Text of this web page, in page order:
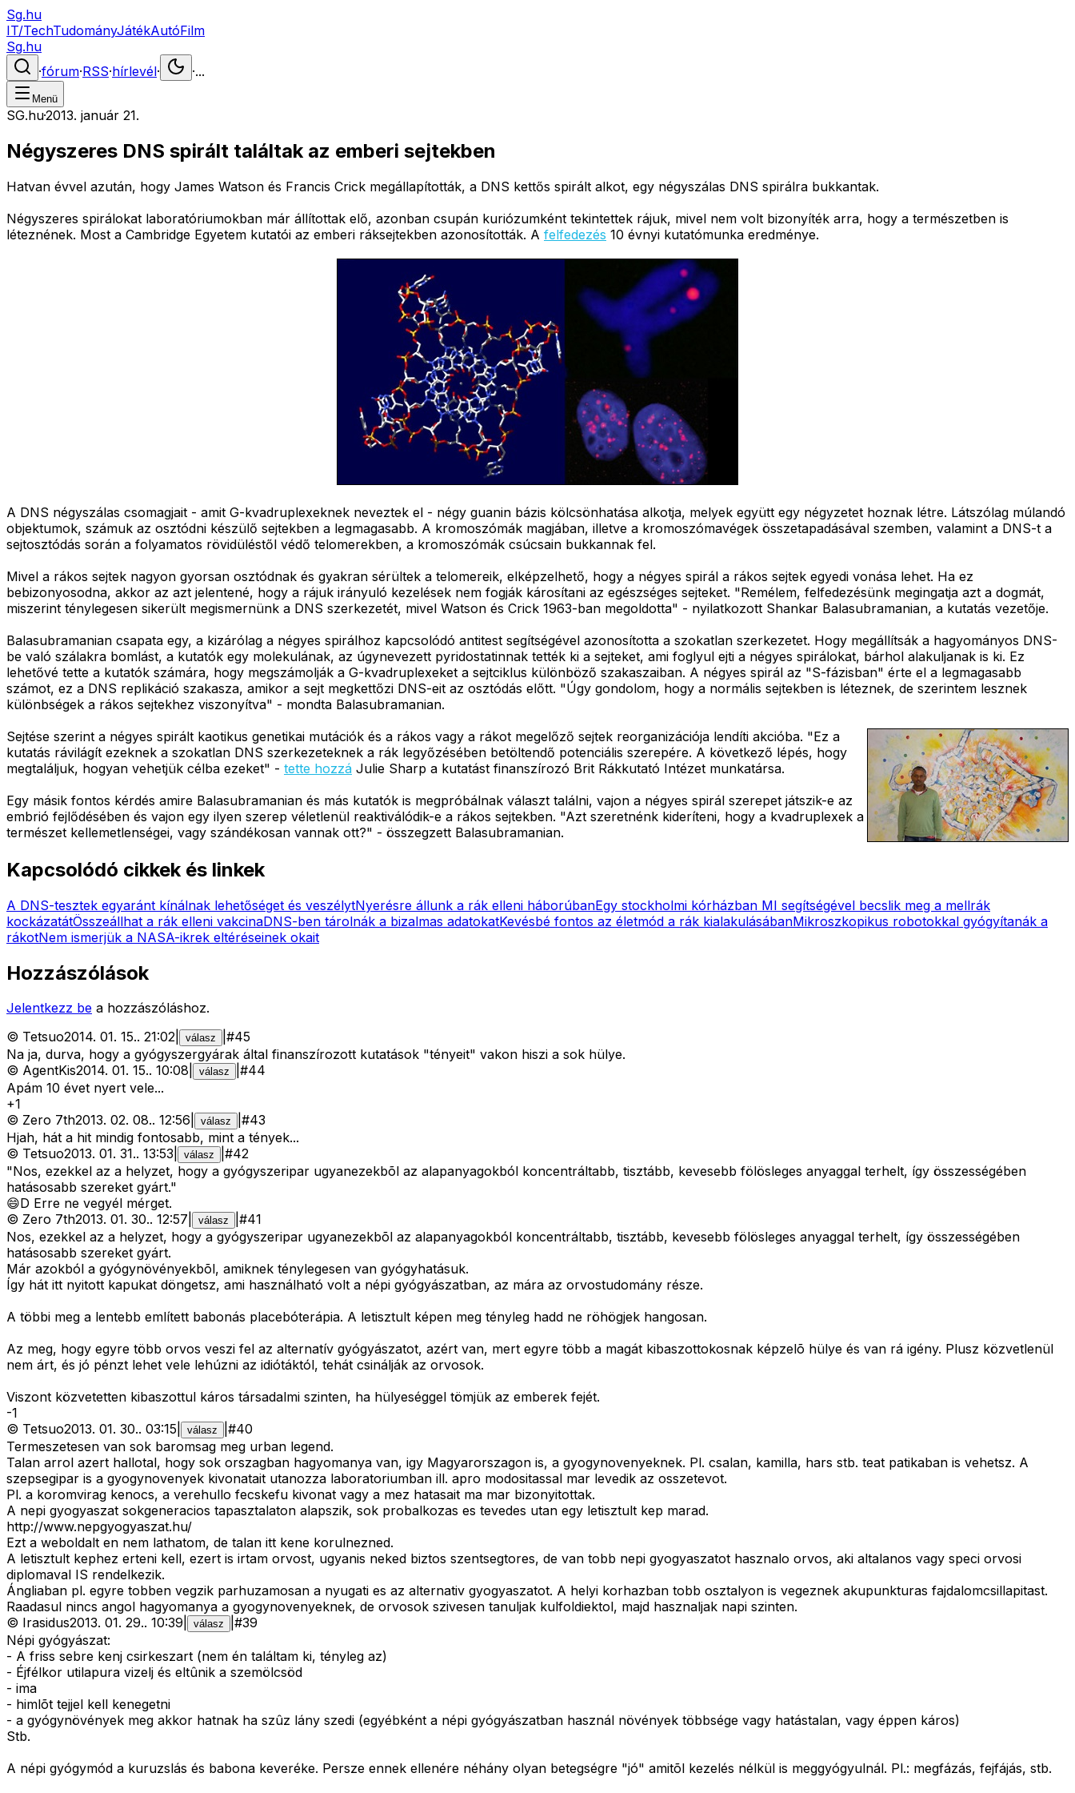
Sg.hu
IT/TechTudományJátékAutóFilm
Sg.hu
·fórum·RSS·hírlevél· ·...
Menü
SG.hu·2013. január 21.
Négyszeres DNS spirált találtak az emberi sejtekben
Hatvan évvel azután, hogy James Watson és Francis Crick megállapították, a DNS kettős spirált alkot, egy négyszálas DNS spirálra bukkantak.
Négyszeres spirálokat laboratóriumokban már állítottak elő, azonban csupán kuriózumként tekintettek rájuk, mivel nem volt bizonyíték arra, hogy a természetben is
léteznének. Most a Cambridge Egyetem kutatói az emberi ráksejtekben azonosították. A felfedezés 10 évnyi kutatómunka eredménye.
A DNS négyszálas csomagjait - amit G-kvadruplexeknek neveztek el - négy guanin bázis kölcsönhatása alkotja, melyek együtt egy négyzetet hoznak létre. Látszólag múlandó
objektumok, számuk az osztódni készülő sejtekben a legmagasabb. A kromoszómák magjában, illetve a kromoszómavégek összetapadásával szemben, valamint a DNS-t a
sejtosztódás során a folyamatos rövidüléstől védő telomerekben, a kromoszómák csúcsain bukkannak fel.
Mivel a rákos sejtek nagyon gyorsan osztódnak és gyakran sérültek a telomereik, elképzelhető, hogy a négyes spirál a rákos sejtek egyedi vonása lehet. Ha ez
bebizonyosodna, akkor az azt jelentené, hogy a rájuk irányuló kezelések nem fogják károsítani az egészséges sejteket. "Remélem, felfedezésünk megingatja azt a dogmát,
miszerint ténylegesen sikerült megismernünk a DNS szerkezetét, mivel Watson és Crick 1963-ban megoldotta" - nyilatkozott Shankar Balasubramanian, a kutatás vezetője.
Balasubramanian csapata egy, a kizárólag a négyes spirálhoz kapcsolódó antitest segítségével azonosította a szokatlan szerkezetet. Hogy megállítsák a hagyományos DNS-
be való szálakra bomlást, a kutatók egy molekulának, az úgynevezett pyridostatinnak tették ki a sejteket, ami foglyul ejti a négyes spirálokat, bárhol alakuljanak is ki. Ez
lehetővé tette a kutatók számára, hogy megszámolják a G-kvadruplexeket a sejtciklus különböző szakaszaiban. A négyes spirál az "S-fázisban" érte el a legmagasabb
számot, ez a DNS replikáció szakasza, amikor a sejt megkettőzi DNS-eit az osztódás előtt. "Úgy gondolom, hogy a normális sejtekben is léteznek, de szerintem lesznek
különbségek a rákos sejtekhez viszonyítva" - mondta Balasubramanian.
Sejtése szerint a négyes spirált kaotikus genetikai mutációk és a rákos vagy a rákot megelőző sejtek reorganizációja lendíti akcióba. "Ez a
kutatás rávilágít ezeknek a szokatlan DNS szerkezeteknek a rák legyőzésében betöltendő potenciális szerepére. A következő lépés, hogy
megtaláljuk, hogyan vehetjük célba ezeket" - tette hozzá Julie Sharp a kutatást finanszírozó Brit Rákkutató Intézet munkatársa.
Egy másik fontos kérdés amire Balasubramanian és más kutatók is megpróbálnak választ találni, vajon a négyes spirál szerepet játszik-e az
embrió fejlődésében és vajon egy ilyen szerep véletlenül reaktiválódik-e a rákos sejtekben. "Azt szeretnénk kideríteni, hogy a kvadruplexek a
természet kellemetlenségei, vagy szándékosan vannak ott?" - összegzett Balasubramanian.
Kapcsolódó cikkek és linkek
A DNS-tesztek egyaránt kínálnak lehetőséget és veszélytNyerésre állunk a rák elleni háborúbanEgy stockholmi kórházban MI segítségével becslik meg a mellrák
kockázatátÖsszeállhat a rák elleni vakcinaDNS-ben tárolnák a bizalmas adatokatKevésbé fontos az életmód a rák kialakulásábanMikroszkopikus robotokkal gyógyítanák a
rákotNem ismerjük a NASA-ikrek eltéréseinek okait
Hozzászólások
Jelentkezz be a hozzászóláshoz.
© Tetsuo2014. 01. 15.. 21:02 válasz #45
Na ja, durva, hogy a gyógyszergyárak által finanszírozott kutatások "tényeit" vakon hiszi a sok hülye.
© AgentKis2014. 01. 15.. 10:08 válasz #44
Apám 10 évet nyert vele...
+1
© Zero 7th2013. 02. 08.. 12:56 válasz #43
Hjah, hát a hit mindig fontosabb, mint a tények...
© Tetsuo2013. 01. 31.. 13:53 válasz #42
"Nos, ezekkel az a helyzet, hogy a gyógyszeripar ugyanezekbõl az alapanyagokból koncentráltabb, tisztább, kevesebb fölösleges anyaggal terhelt, így összességében
hatásosabb szereket gyárt."
😄D Erre ne vegyél mérget.
© Zero 7th2013. 01. 30.. 12:57 válasz #41
Nos, ezekkel az a helyzet, hogy a gyógyszeripar ugyanezekbõl az alapanyagokból koncentráltabb, tisztább, kevesebb fölösleges anyaggal terhelt, így összességében
hatásosabb szereket gyárt.
Már azokból a gyógynövényekbõl, amiknek ténylegesen van gyógyhatásuk.
Így hát itt nyitott kapukat döngetsz, ami használható volt a népi gyógyászatban, az mára az orvostudomány része.
A többi meg a lentebb említett babonás placebóterápia. A letisztult képen meg tényleg hadd ne röhögjek hangosan.
Az meg, hogy egyre több orvos veszi fel az alternatív gyógyászatot, azért van, mert egyre több a magát kibaszottokosnak képzelõ hülye és van rá igény. Plusz közvetlenül
nem árt, és jó pénzt lehet vele lehúzni az idiótáktól, tehát csinálják az orvosok.
Viszont közvetetten kibaszottul káros társadalmi szinten, ha hülyeséggel tömjük az emberek fejét.
-1
© Tetsuo2013. 01. 30.. 03:15 válasz #40
Termeszetesen van sok baromsag meg urban legend.
Talan arrol azert hallotal, hogy sok orszagban hagyomanya van, igy Magyarorszagon is, a gyogynovenyeknek. Pl. csalan, kamilla, hars stb. teat patikaban is vehetsz. A
szepsegipar is a gyogynovenyek kivonatait utanozza laboratoriumban ill. apro modositassal mar levedik az osszetevot.
Pl. a koromvirag kenocs, a verehullo fecskefu kivonat vagy a mez hatasait ma mar bizonyitottak.
A nepi gyogyaszat sokgeneracios tapasztalaton alapszik, sok probalkozas es tevedes utan egy letisztult kep marad.
http://www.nepgyogyaszat.hu/
Ezt a weboldalt en nem lathatom, de talan itt kene korulnezned.
A letisztult kephez erteni kell, ezert is irtam orvost, ugyanis neked biztos szentsegtores, de van tobb nepi gyogyaszatot hasznalo orvos, aki altalanos vagy speci orvosi
diplomaval IS rendelkezik.
Ángliaban pl. egyre tobben vegzik parhuzamosan a nyugati es az alternativ gyogyaszatot. A helyi korhazban tobb osztalyon is vegeznek akupunkturas fajdalomcsillapitast.
Raadasul nincs angol hagyomanya a gyogynovenyeknek, de orvosok szivesen tanuljak kulfoldiektol, majd hasznaljak napi szinten.
© Irasidus2013. 01. 29.. 10:39 válasz #39
Népi gyógyászat:
- A friss sebre kenj csirkeszart (nem én találtam ki, tényleg az)
- Éjfélkor utilapura vizelj és eltûnik a szemölcsöd
- ima
- himlõt tejjel kell kenegetni
- a gyógynövények meg akkor hatnak ha szûz lány szedi (egyébként a népi gyógyászatban használ növények többsége vagy hatástalan, vagy éppen káros)
Stb.
A népi gyógymód a kuruzslás és babona keveréke. Persze ennek ellenére néhány olyan betegségre "jó" amitõl kezelés nélkül is meggyógyulnál. Pl.: megfázás, fejfájás, stb.